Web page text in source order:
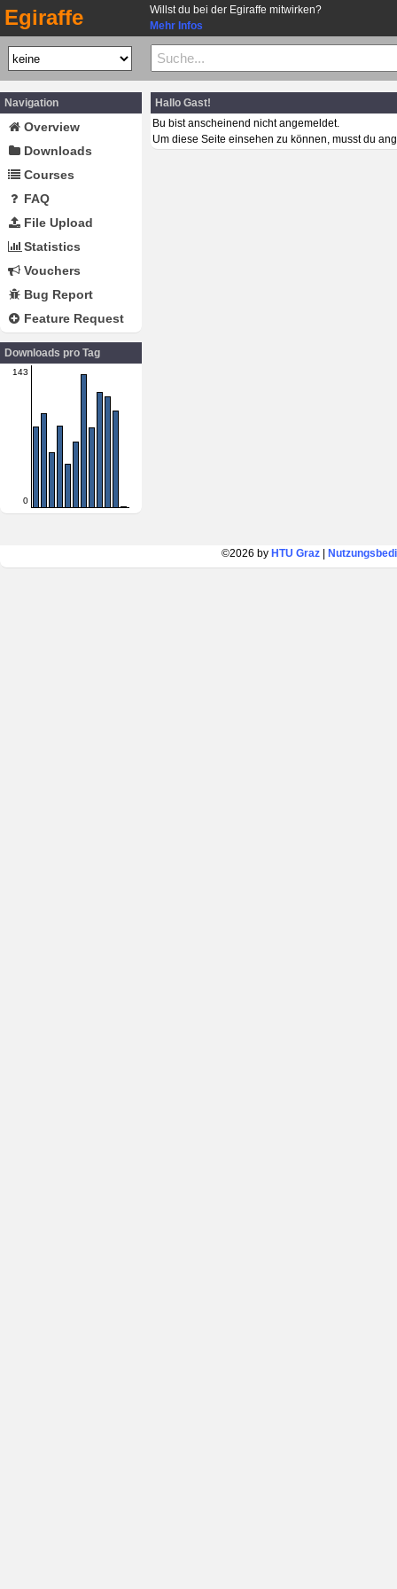
Egiraffe
Willst du bei der Egiraffe mitwirken?
Mehr Infos
Navigation
Overview
Downloads
Courses
FAQ
File Upload
Statistics
Vouchers
Bug Report
Feature Request
Downloads pro Tag
143
0
Hallo Gast!
Bu bist anscheinend nicht angemeldet.
Um diese Seite einsehen zu können, musst du
©2026 by HTU Graz|